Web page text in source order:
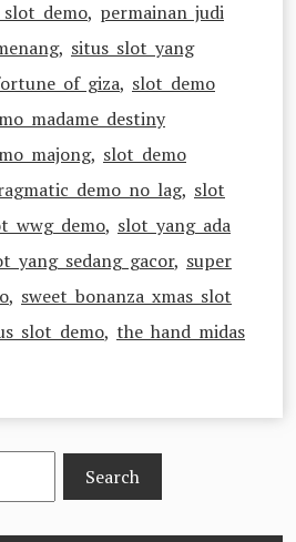
demo, permainan judi
, situs slot yang
of giza, slot demo
madame destiny
majong, slot demo
demo no lag, slot
wwg demo, slot yang ada
yang sedang gacor, super
, sweet bonanza xmas slot
slot demo, the hand midas